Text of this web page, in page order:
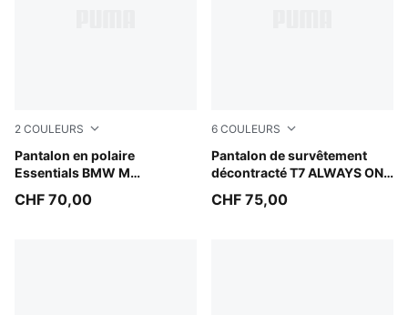
2 COULEURS
Pantalon en polaire
Essentials BMW M
Puma Black
CHF 70,00
6 COULEURS
Pantalon de survêtement
décontracté T7 ALWAYS ON
Midnight Petrol
CHF 75,00